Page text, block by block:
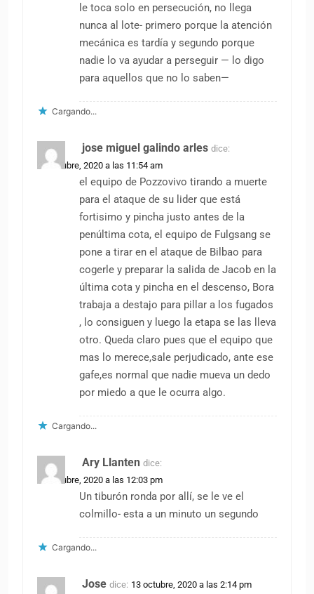
le toca solo en persecución, no llega
nunca al lote- primero porque la atención
mecánica es tardía y segundo porque
nadie lo va ayudar a perseguir — lo digo
para aquellos que no lo saben—
Cargando...
jose miguel galindo arles dice:
13 octubre, 2020 a las 11:54 am
el equipo de Pozzovivo tirando a muerte
para el ataque de su lider que está
fortisimo y pincha justo antes de la
penúltima cota, el equipo de Fulgsang se
pone a tirar en el ataque de Bilbao para
cogerle y preparar la salida de Jacob en la
última cota y pincha en el descenso, Bora
trabaja a destajo para pillar a los fugados
, lo consiguen y luego la etapa se las lleva
otro. Queda claro pues que el equipo que
mas lo merece,sale perjudicado, ante ese
gafe,es normal que nadie mueva un dedo
por miedo a que le ocurra algo.
Cargando...
Ary Llanten dice:
13 octubre, 2020 a las 12:03 pm
Un tiburón ronda por allí, se le ve el
colmillo- esta a un minuto un segundo
Cargando...
Jose dice: 13 octubre, 2020 a las 2:14 pm